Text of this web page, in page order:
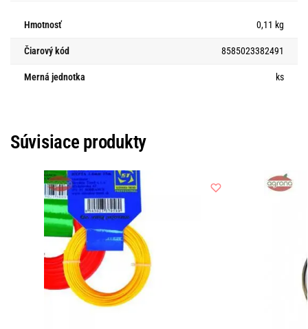
Hmotnosť 0,11 kg
Čiarový kód 8585023382491
Merná jednotka ks
Súvisiace produkty